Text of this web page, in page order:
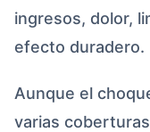
ingresos, dolor,
efecto duradero.
Aunque el
varias